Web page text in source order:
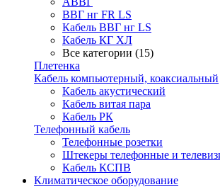
ВВГ нг FR LS
Кабель ВВГ нг LS
Кабель КГ ХЛ
Все категории (15)
Плетенка
Кабель компьютерный, коаксиальный
Кабель акустический
Кабель витая пара
Кабель РК
Телефонный кабель
Телефонные розетки
Штекеры телефонные и
Кабель КСПВ
Климатическое оборудование